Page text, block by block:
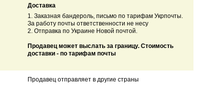
Доставка
1. Заказная бандероль, письмо по тарифам Укрпочты.
За работу почты ответственности не несу
2. Отправка по Украине Новой почтой.
Продавец может выслать за границу. Стоимость
доставки - по тарифам почты
Продавец отправляет в другие страны